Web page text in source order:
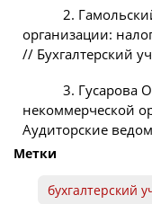
2.
организации:
// Бухгалтерский
3. Гусарова
некоммерческой
Аудиторские
Метки
бухгалтерский